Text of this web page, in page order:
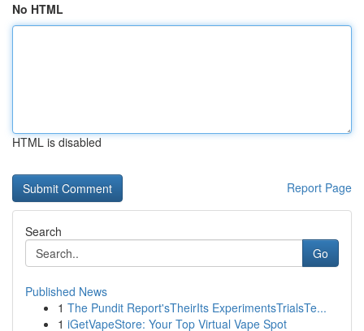
No HTML
HTML is disabled
Report Page
Search
Go
Published News
1 The Pundit Report'sTheirIts ExperimentsTrialsTe...
1 iGetVapeStore: Your Top Virtual Vape Spot